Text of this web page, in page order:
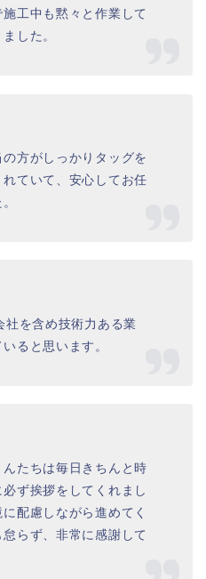
工中も黙々と作業して
した。
方がしっかりタッグを
ていて、安心してお任
社を含め技術力ある業
ると思います。
たちは毎日きちんと時
ず挨拶をしてくれまし
配慮しながら進めてく
らず、非常に感謝して